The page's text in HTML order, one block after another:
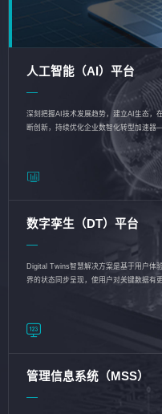
人工智能（AI）平台
深刻把握AI技术发展趋势，建立AI生态，
断创新，持续优化企业数智化转型加速
数字孪生（DT）平台
Digital Twins智慧解决方案是基于用户体
界的状态同步呈现，使用户对关键数据有
管理信息系统（MSS）